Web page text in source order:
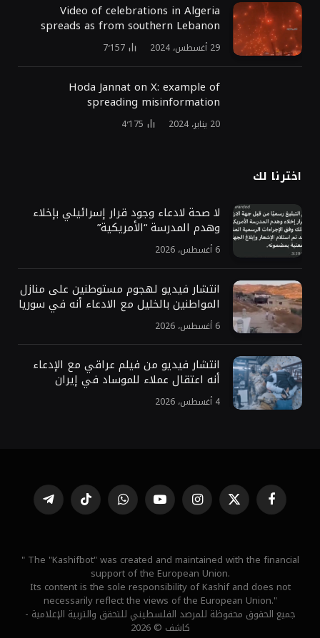
Video of celebrations in Algeria
spreads as from southern Lebanon
29 أغسطس، 2024 7٬157
Hoda Jannat on X: example of
spreading misinformation
20 يناير، 2024 4٬175
اخترنا لك
لا صحة لادعاء وجود قرار إسرائيلي بإخلاء
وهدم المدرسة “الأمريكية”
6 أغسطس، 2026
انتشار فيديو لهجوم مستوطنين على منازل
المواطنين بالخليل مع الادعاء أنه في سوريا
6 أغسطس، 2026
انتشار فيديو من فيلم عراقي مع الإدعاء
أنه اعتقال عملاء للموساد في إيران
4 أغسطس، 2026
فيسبوك X
(Twitter)
الانستغراميوتيوب واتساب تيكتوك تيلقرام
" The "Kashifbot" was created and maintained with the financial
support of the European Union.
Its content is the sole responsibility of Kashif and does not
necessarily reflect the views of the European Union."
جميع الحقوق محفوظة للمرصد الفلسطيني للتحقق والتربية الإعلامية -
كاشف © 2026